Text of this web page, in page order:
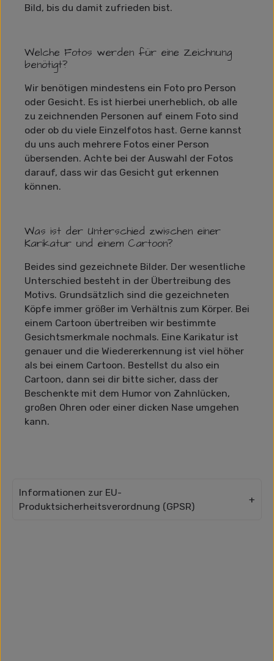
Bild, bis du damit zufrieden bist.
Welche Fotos werden für eine Zeichnung
benötigt?
Wir benötigen mindestens ein Foto pro Person
oder Gesicht. Es ist hierbei unerheblich, ob alle
zu zeichnenden Personen auf einem Foto sind
oder ob du viele Einzelfotos hast. Gerne kannst
du uns auch mehrere Fotos einer Person
übersenden. Achte bei der Auswahl der Fotos
darauf, dass wir das Gesicht gut erkennen
können.
Was ist der Unterschied zwischen einer
Karikatur und einem Cartoon?
Beides sind gezeichnete Bilder. Der wesentliche
Unterschied besteht in der Übertreibung des
Motivs. Grundsätzlich sind die gezeichneten
Köpfe immer größer im Verhältnis zum Körper. Bei
einem Cartoon übertreiben wir bestimmte
Gesichtsmerkmale nochmals. Eine Karikatur ist
genauer und die Wiedererkennung ist viel höher
als bei einem Cartoon. Bestellst du also ein
Cartoon, dann sei dir bitte sicher, dass der
Beschenkte mit dem Humor von Zahnlücken,
großen Ohren oder einer dicken Nase umgehen
kann.
Informationen zur EU-
Produktsicherheitsverordnung (GPSR)